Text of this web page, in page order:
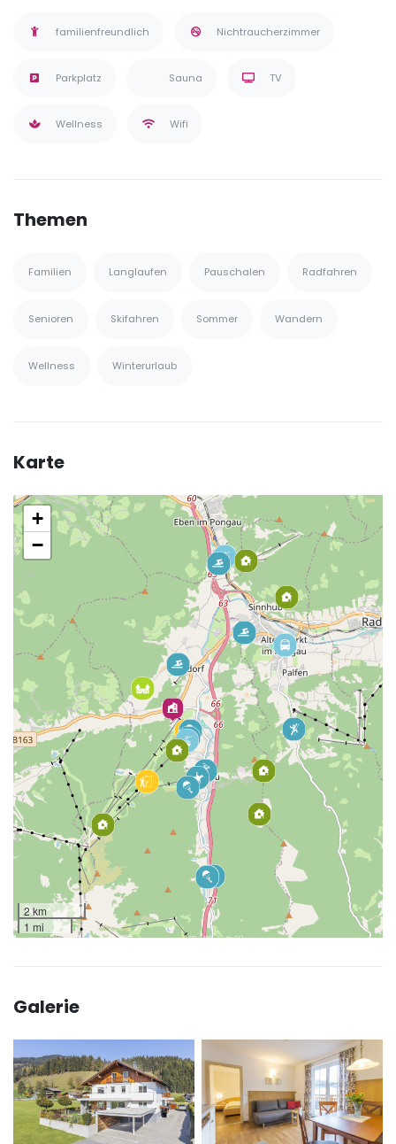
familienfreundlich Nichtraucherzimmer
Parkplatz Sauna TV
Wellness Wifi
Themen
Familien Langlaufen Pauschalen Radfahren
Senioren Skifahren Sommer Wandern
Wellness Winterurlaub
Karte
+
−
2 km
1 mi
Galerie